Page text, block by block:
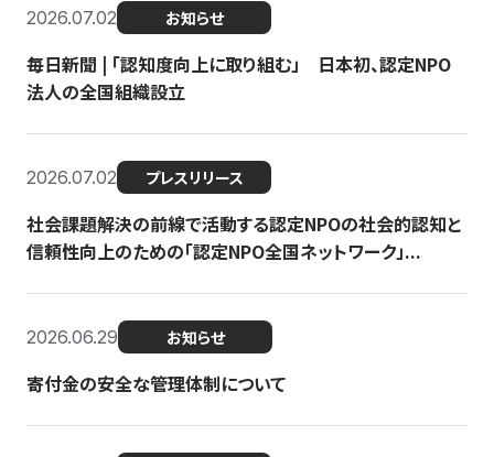
2026.07.02 お知らせ
毎日新聞 | 「認知度向上に取り組む」 日本初、認定NPO
法人の全国組織設立
2026.07.02 プレスリリース
社会課題解決の前線で活動する認定NPOの社会的認知と
信頼性向上のための「認定NPO全国ネットワーク」...
2026.06.29 お知らせ
寄付金の安全な管理体制について